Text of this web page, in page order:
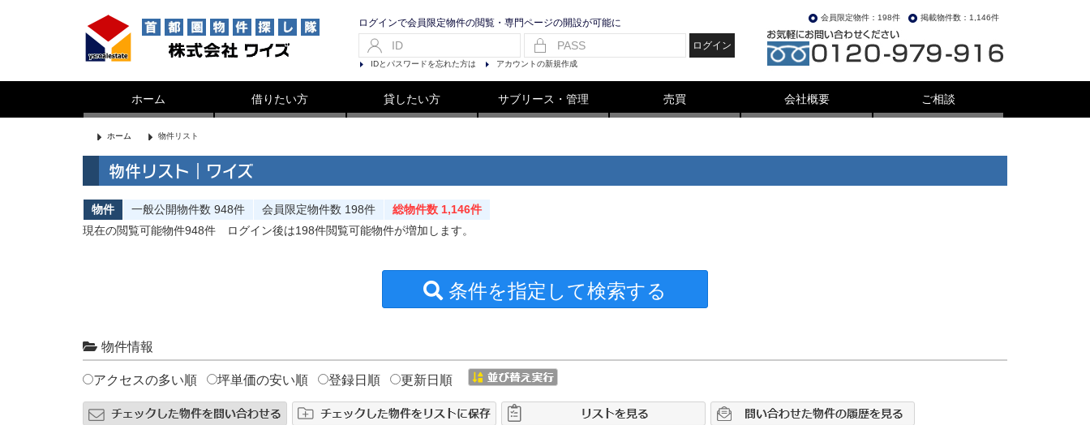
ログインで会員限定物件の閲覧・専門ページの開設が可能に
ログイン
IDとパスワードを忘れた方は アカウントの新規作成
掲載物件数：1,146件
会員限定物件：198件
ホーム 借りたい方 貸したい方 サブリース・管理 売買 会社概要 ご相談
ホーム 物件リスト
物件リスト｜ワイズ
物件 一般公開物件数 948件 会員限定物件数 198件
総物件数 1,146件
現在の閲覧可能物件948件
ログイン後は198件閲覧可能物件が増加します。
条件を指定して検索する
物件情報
アクセスの多い順 坪単価の安い順 登録日順 更新日順